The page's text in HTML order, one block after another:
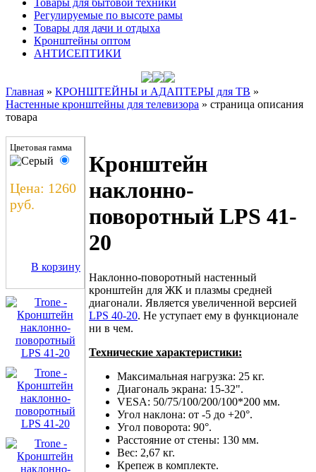
Товары для бытовой техники
Регулируемые по высоте рамы
Товары для дачи и отдыха
Кронштейны оптом
АНТИСЕПТИКИ
Главная » КРОНШТЕЙНЫ и АДАПТЕРЫ для ТВ »
Настенные кронштейны для телевизора » страница описания
товара
Цветовая гамма
Цена: 1260
руб.
В корзину
Кронштейн
наклонно-
поворотный LPS 41-
20
Наклонно-поворотный настенный
кронштейн для ЖК и плазмы средней
диагонали. Является увеличенной версией
LPS 40-20. Не уступает ему в функционале
ни в чем.
Технические характеристики:
Максимальная нагрузка: 25 кг.
Диагональ экрана: 15-32".
VESA: 50/75/100/200/100*200 мм.
Угол наклона: от -5 до +20°.
Угол поворота: 90°.
Расстояние от стены: 130 мм.
Вес: 2,67 кг.
Крепеж в комплекте.